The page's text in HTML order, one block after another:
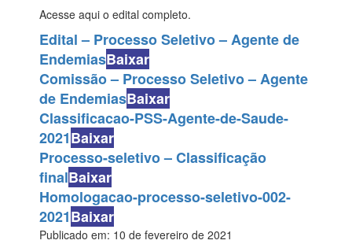
Acesse aqui o edital completo.
Edital – Processo Seletivo – Agente de
EndemiasBaixar
Comissão – Processo Seletivo – Agente
de EndemiasBaixar
Classificacao-PSS-Agente-de-Saude-
2021Baixar
Processo-seletivo – Classificação
finalBaixar
Homologacao-processo-seletivo-002-
2021Baixar
Publicado em: 10 de fevereiro de 2021